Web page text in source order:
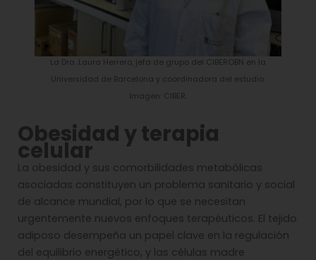
La Dra. Laura Herrero, jefa de grupo del CIBEROBN en la
Universidad de Barcelona y coordinadora del estudio.
Imagen: CIBER.
Obesidad y terapia
celular
La obesidad y sus comorbilidades metabólicas
asociadas constituyen un problema sanitario y social
de alcance mundial, por lo que se necesitan
urgentemente nuevos enfoques terapéuticos. El tejido
adiposo desempeña un papel clave en la regulación
del equilibrio energético, y las células madre